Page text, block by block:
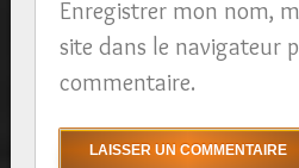
Enregistrer mon nom,
site dans le navigateur
commentaire.